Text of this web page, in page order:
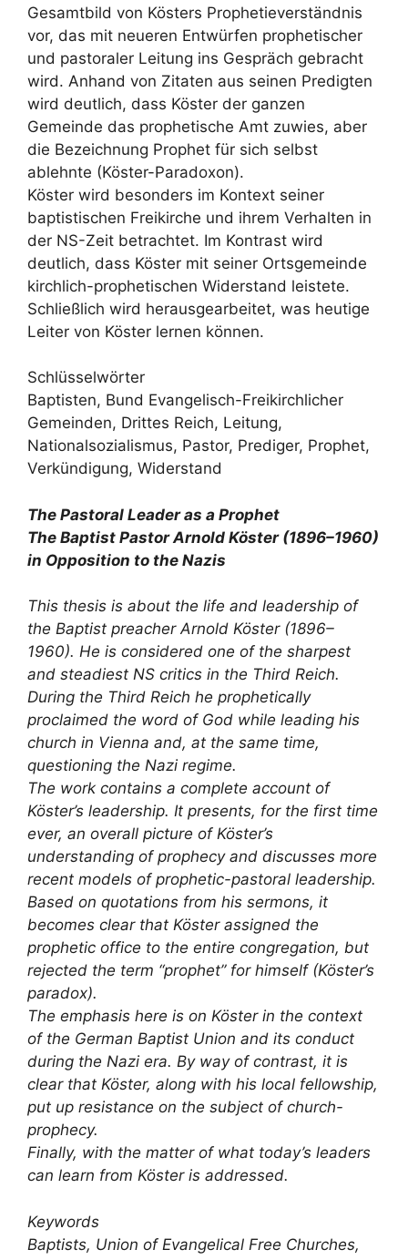
Gesamtbild von Kösters Prophetieverständnis
vor, das mit neueren Entwürfen prophetischer
und pastoraler Leitung ins Gespräch gebracht
wird. Anhand von Zitaten aus seinen Predigten
wird deutlich, dass Köster der ganzen
Gemeinde das prophetische Amt zuwies, aber
die Bezeichnung Prophet für sich selbst
ablehnte (Köster-Paradoxon).
Köster wird besonders im Kontext seiner
baptistischen Freikirche und ihrem Verhalten in
der NS-Zeit betrachtet. Im Kontrast wird
deutlich, dass Köster mit seiner Ortsgemeinde
kirchlich-prophetischen Widerstand leistete.
Schließlich wird herausgearbeitet, was heutige
Leiter von Köster lernen können.
Schlüsselwörter
Baptisten, Bund Evangelisch-Freikirchlicher
Gemeinden, Drittes Reich, Leitung,
Nationalsozialismus, Pastor, Prediger, Prophet,
Verkündigung, Widerstand
The Pastoral Leader as a Prophet
The Baptist Pastor Arnold Köster (1896–1960)
in Opposition to the Nazis
This thesis is about the life and leadership of
the Baptist preacher Arnold Köster (1896–
1960). He is considered one of the sharpest
and steadiest NS critics in the Third Reich.
During the Third Reich he prophetically
proclaimed the word of God while leading his
church in Vienna and, at the same time,
questioning the Nazi regime.
The work contains a complete account of
Köster’s leadership. It presents, for the first time
ever, an overall picture of Köster’s
understanding of prophecy and discusses more
recent models of prophetic-pastoral leadership.
Based on quotations from his sermons, it
becomes clear that Köster assigned the
prophetic office to the entire congregation, but
rejected the term “prophet” for himself (Köster’s
paradox).
The emphasis here is on Köster in the context
of the German Baptist Union and its conduct
during the Nazi era. By way of contrast, it is
clear that Köster, along with his local fellowship,
put up resistance on the subject of church-
prophecy.
Finally, with the matter of what today’s leaders
can learn from Köster is addressed.
Keywords
Baptists, Union of Evangelical Free Churches,